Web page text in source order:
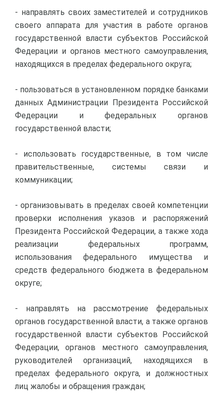
- направлять своих заместителей и сотрудников
своего аппарата для участия в работе органов
государственной власти субъектов Российской
Федерации и органов местного самоуправления,
находящихся в пределах федерального округа;
- пользоваться в установленном порядке банками
данных Администрации Президента Российской
Федерации и федеральных органов
государственной власти;
- использовать государственные, в том числе
правительственные, системы связи и
коммуникации;
- организовывать в пределах своей компетенции
проверки исполнения указов и распоряжений
Президента Российской Федерации, а также хода
реализации федеральных программ,
использования федерального имущества и
средств федерального бюджета в федеральном
округе;
- направлять на рассмотрение федеральных
органов государственной власти, а также органов
государственной власти субъектов Российской
Федерации, органов местного самоуправления,
руководителей организаций, находящихся в
пределах федерального округа, и должностных
лиц жалобы и обращения граждан;